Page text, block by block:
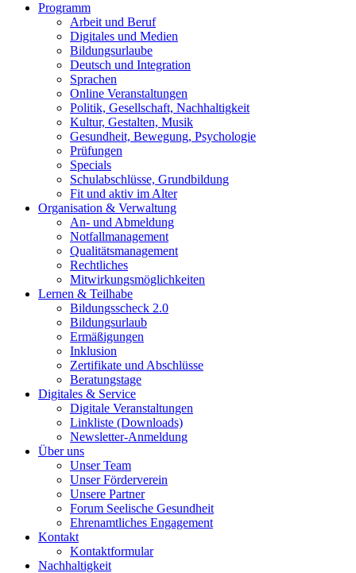
Programm
Arbeit und Beruf
Digitales und Medien
Bildungsurlaube
Deutsch und Integration
Sprachen
Online Veranstaltungen
Politik, Gesellschaft, Nachhaltigkeit
Kultur, Gestalten, Musik
Gesundheit, Bewegung, Psychologie
Prüfungen
Specials
Schulabschlüsse, Grundbildung
Fit und aktiv im Alter
Organisation & Verwaltung
An- und Abmeldung
Notfallmanagement
Qualitätsmanagement
Rechtliches
Mitwirkungsmöglichkeiten
Lernen & Teilhabe
Bildungsscheck 2.0
Bildungsurlaub
Ermäßigungen
Inklusion
Zertifikate und Abschlüsse
Beratungstage
Digitales & Service
Digitale Veranstaltungen
Linkliste (Downloads)
Newsletter-Anmeldung
Über uns
Unser Team
Unser Förderverein
Unsere Partner
Forum Seelische Gesundheit
Ehrenamtliches Engagement
Kontakt
Kontaktformular
Nachhaltigkeit